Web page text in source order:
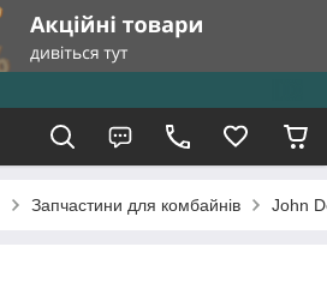
Запчастини для комбайнів John